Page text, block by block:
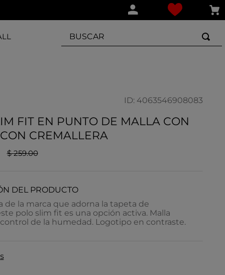
BUSCAR
ID: 4063546908083
FIT EN PUNTO DE MALLA CON
CREMALLERA
$ 259.00
DEL PRODUCTO
de la marca que adorna la tapeta de
polo slim fit es una opción activa. Malla
de la humedad. Logotipo en contraste.